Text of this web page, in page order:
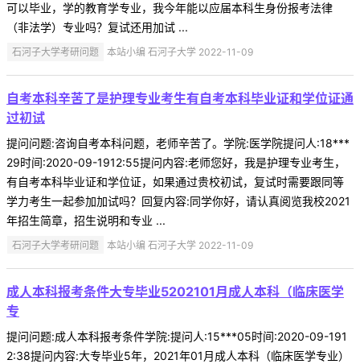
可以毕业，学的教育学专业，我今年能以应届本科生身份报考法律
（非法学）专业吗？复试还用加试 ...
石河子大学考研问题 本站小编 石河子大学 2022-11-09
自考本科辛苦了是护理专业考生有自考本科毕业证和学位证通
过初试
提问问题:咨询自考本科问题，老师辛苦了。学院:医学院提问人:18***
29时间:2020-09-1912:55提问内容:老师您好，我是护理专业考生，
有自考本科毕业证和学位证，如果通过贵校初试，复试时需要跟同等
学力考生一起参加加试吗？回复内容:同学你好，请认真阅览我校2021
年招生简章，招生说明和专业 ...
石河子大学考研问题 本站小编 石河子大学 2022-11-09
成人本科报考条件大专毕业5202101月成人本科（临床医学
专
提问问题:成人本科报考条件学院:提问人:15***05时间:2020-09-191
2:38提问内容:大专毕业5年，2021年01月成人本科（临床医学专业）